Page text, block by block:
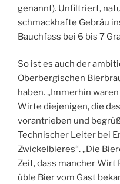
genannt). Unfiltriert,
schmackhafte Gebräu
Bauchfass bei 6 bis 7
So ist es auch der
Oberbergischen
haben. „Immerhin
Wirte diejenigen, die
vorantrieben und
Technischer Leiter bei
Zwickelbieres“. „Die
Zeit, dass mancher Wirt
üble Bier vom Gast